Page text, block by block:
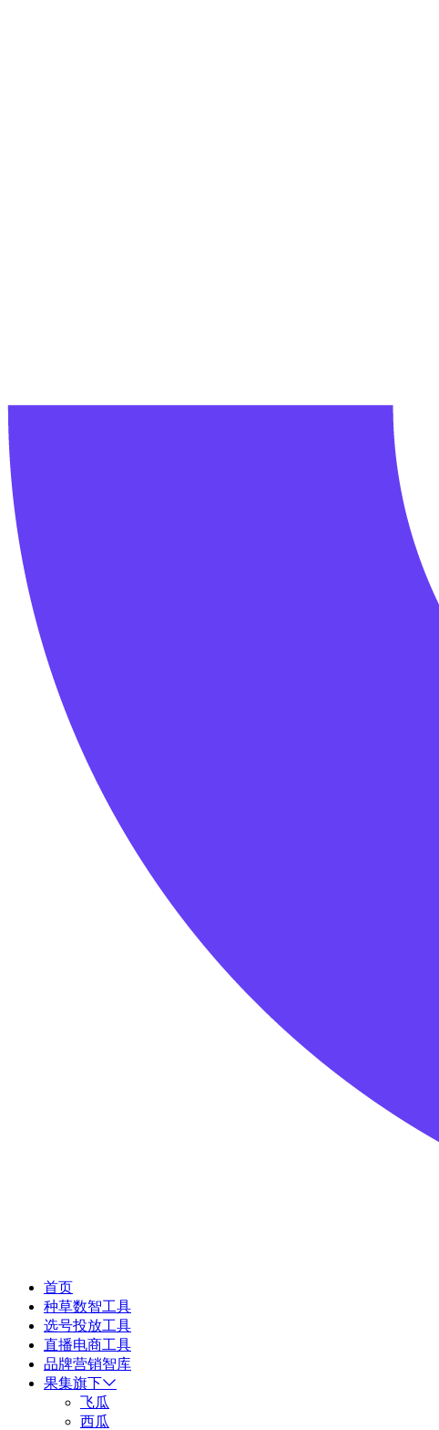
首页
种草数智工具
选号投放工具
直播电商工具
品牌营销智库
果集旗下
飞瓜
西瓜